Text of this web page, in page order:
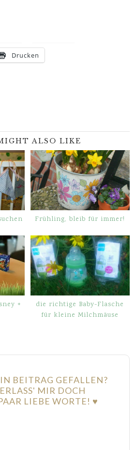
Drucken
ALSO LIKE
Frühling, bleib für immer!
+
die richtige Baby-Flasche
für kleine Milchmäuse
BEITRAG GEFALLEN?
MIR DOCH
LIEBE WORTE! ♥